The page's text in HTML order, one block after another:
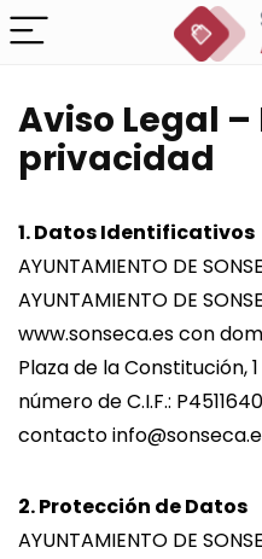
Aviso Legal
privacidad
1. Datos Identificativos
AYUNTAMIENTO DE
AYUNTAMIENTO DE
www.sonseca.es con
Plaza de la Constitución,
número de C.I.F.:
contacto
2. Protección de Datos
AYUNTAMIENTO DE